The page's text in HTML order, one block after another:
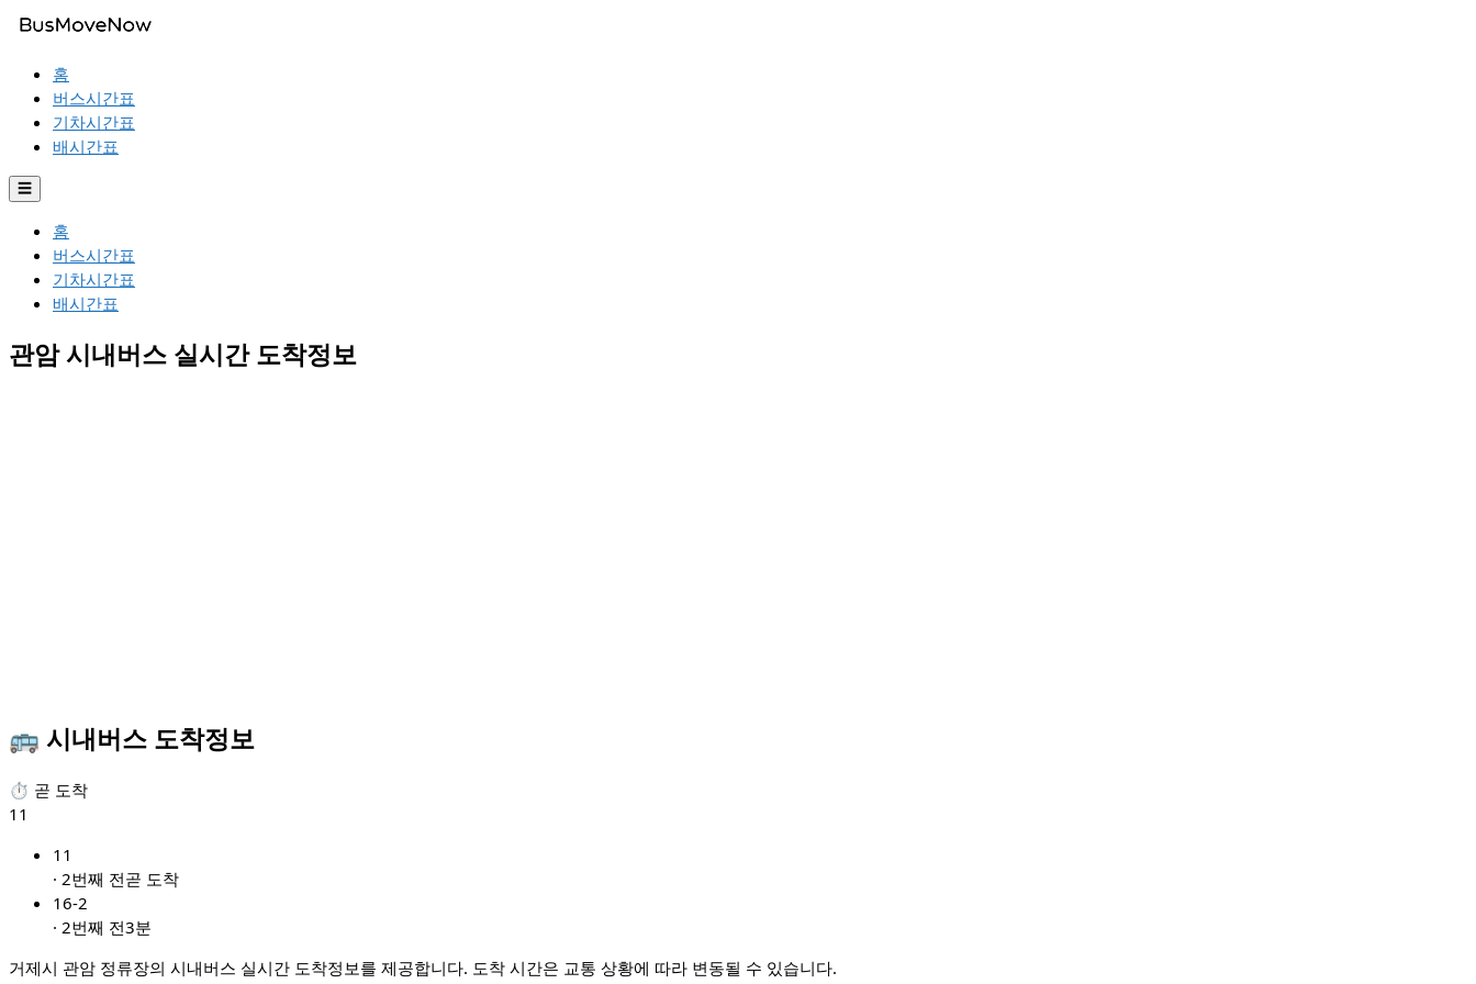
홈
버스시간표
기차시간표
배시간표
☰
홈
버스시간표
기차시간표
배시간표
관암 시내버스 실시간 도착정보
🚌 시내버스 도착정보
⏱ 곧 도착
11
11
· 2번째 전곧 도착
16-2
· 2번째 전3분
거제시 관암 정류장의 시내버스 실시간 도착정보를 제공합니다. 도착 시간은 교통 상황에 따라 변동될 수 있습니다.